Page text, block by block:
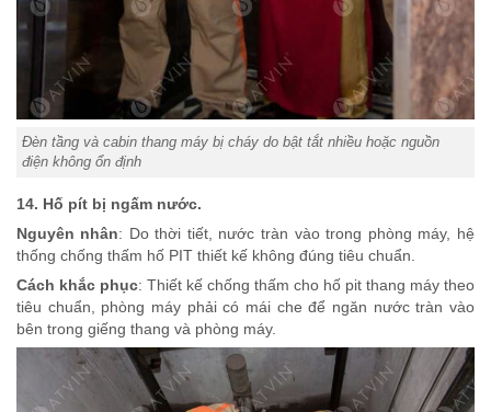
Đèn tầng và cabin thang máy bị cháy do bật tắt nhiều hoặc nguồn
điện không ổn định
14. Hố pít bị ngấm nước.
Nguyên nhân: Do thời tiết, nước tràn vào trong phòng máy, hệ
thống chống thấm hố PIT thiết kế không đúng tiêu chuẩn.
Cách khắc phục: Thiết kế chống thấm cho hố pit thang máy theo
tiêu chuẩn, phòng máy phải có mái che để ngăn nước tràn vào
bên trong giếng thang và phòng máy.